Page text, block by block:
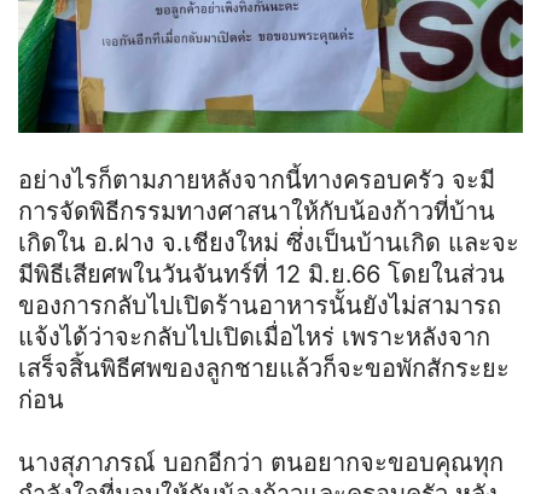
อย่างไรก็ตามภายหลังจากนี้ทางครอบครัว จะมี
การจัดพิธีกรรมทางศาสนาให้กับน้องก้าวที่บ้าน
เกิดใน อ.ฝาง จ.เชียงใหม่ ซึ่งเป็นบ้านเกิด และจะ
มีพิธีเสียศพในวันจันทร์ที่ 12 มิ.ย.66 โดยในส่วน
ของการกลับไปเปิดร้านอาหารนั้นยังไม่สามารถ
แจ้งได้ว่าจะกลับไปเปิดเมื่อไหร่ เพราะหลังจาก
เสร็จสิ้นพิธีศพของลูกชายแล้วก็จะขอพักสักระยะ
ก่อน
นางสุภาภรณ์ บอกอีกว่า ตนอยากจะขอบคุณทุก